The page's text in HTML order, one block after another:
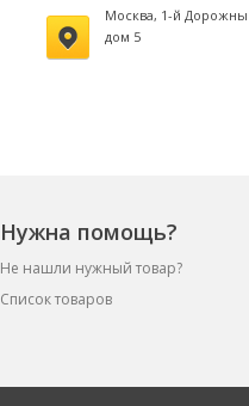
Москва, 1-й
дом 5
Нужна помощь?
Не нашли нужный товар?
Список товаров